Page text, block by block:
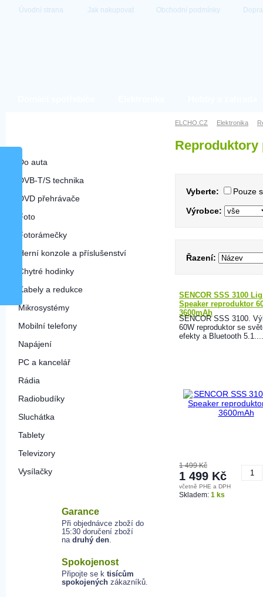
Úvodní strana Jak nakupovat Obchodní podmínky
Do auta
DVB-T/S technika
DVD přehrávače
Foto
Fotorámečky
Herní konzole a příslušenství
Chytré hodinky
Kabely a redukce
Mikrosystémy
Mobilní telefony
Napájení
PC a kancelář
Rádia
Radiobudíky
Sluchátka
Tablety
Televizory
Vysílačky
Garance
Při objednávce zboží do
15:30 doručení zboží
na druhý den.
Spokojenost
Připojte se k tisícům
spokojených zákazníků.
ELCHO.CZ Elektronika
Reproduktory
Vyberte: Pouze
Výrobce:
Řazení:
SENCOR SSS 3100
Speaker reproduktor
3600mAh
SENCOR SSS 3100.
60W reproduktor se
efekty a Bluetooth 5.1....
1 499 Kč
1 499 Kč
včetně PHE a DPH
Skladem: 1 ks